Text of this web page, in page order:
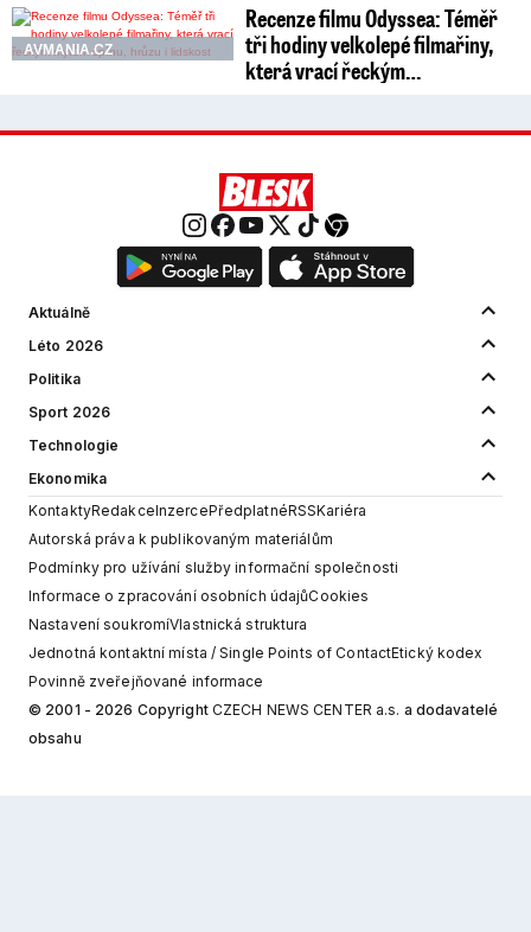
AVMANIA.CZ
Recenze filmu Odyssea: Téměř
tři hodiny velkolepé filmařiny,
která vrací řeckým…
Aktuálně
Léto 2026
Politika
Sport 2026
Technologie
Ekonomika
KontaktyRedakceInzercePředplatnéRSSKariéra
Autorská práva k publikovaným materiálům
Podmínky pro užívání služby informační společnosti
Informace o zpracování osobních údajůCookies
Nastavení soukromíVlastnická struktura
Jednotná kontaktní místa / Single Points of ContactEtický kodex
Povinně zveřejňované informace
© 2001 - 2026 Copyright CZECH NEWS CENTER a.s. a dodavatelé
obsahu